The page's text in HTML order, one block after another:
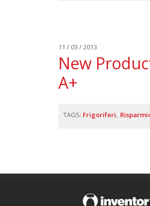
11 / 03 / 2013
New
A+
TAGS: Frigoriferi